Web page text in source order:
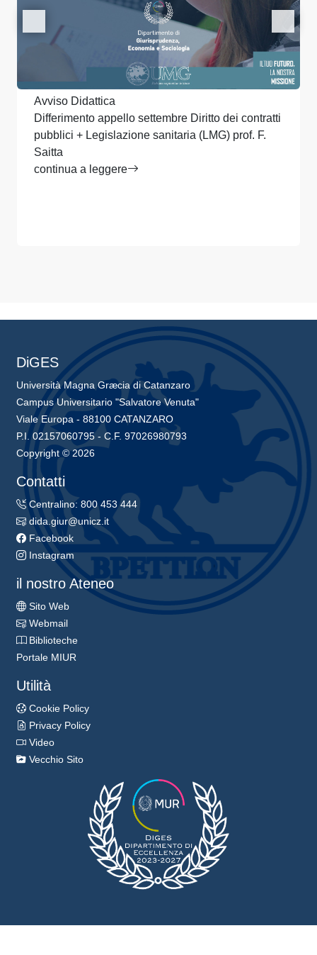
Avviso Didattica
Differimento appello settembre Diritto dei contratti
pubblici + Legislazione sanitaria (LMG) prof. F.
Saitta
continua a leggere
DiGES
Università Magna Græcia di Catanzaro
Campus Universitario "Salvatore Venuta"
Viale Europa - 88100 CATANZARO
P.I. 02157060795 - C.F. 97026980793
Copyright © 2026
Contatti
Centralino: 800 453 444
dida.giur@unicz.it
Facebook
Instagram
il nostro Ateneo
Sito Web
Webmail
Biblioteche
Portale MIUR
Utilità
Cookie Policy
Privacy Policy
Video
Vecchio Sito